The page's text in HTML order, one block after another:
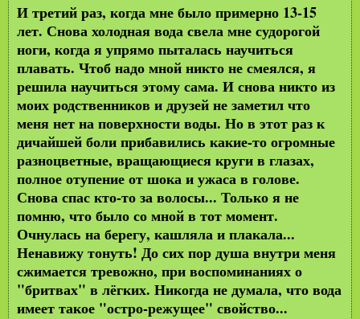
И третий раз, когда мне было примерно 13-15
лет. Снова холодная вода свела мне судорогой
ноги, когда я упрямо пыталась научиться
плавать. Чтоб надо мной никто не смеялся, я
решила научиться этому сама. И снова никто из
моих родственников и друзей не заметил что
меня нет на поверхности воды. Но в этот раз к
дичайшей боли прибавились какие-то огромные
разноцветные, вращающиеся круги в глазах,
полное отупение от шока и ужаса в голове.
Снова спас кто-то за волосы... Только я не
помню, что было со мной в тот момент.
Очнулась на берегу, кашляла и плакала...
Ненавижу тонуть! До сих пор душа внутри меня
сжимается тревожно, при воспоминаниях о
"бритвах" в лёгких. Никогда не думала, что вода
имеет такое "остро-режущее" свойство...